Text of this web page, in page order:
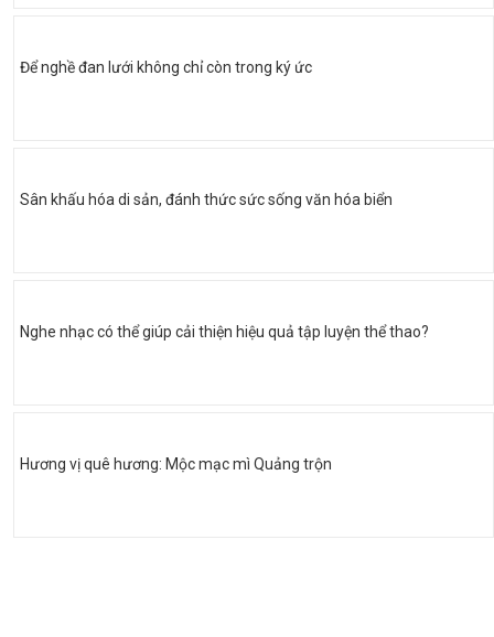
Để nghề đan lưới không chỉ còn trong ký ức
Sân khấu hóa di sản, đánh thức sức sống văn hóa biển
Nghe nhạc có thể giúp cải thiện hiệu quả tập luyện thể thao?
Hương vị quê hương: Mộc mạc mì Quảng trộn